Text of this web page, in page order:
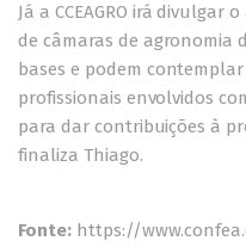
Já a CCEAGRO irá
de câmaras de agronomia
bases e podem
profissionais envolvidos
para dar contribuições à
finaliza Thiago.
Fonte: https://